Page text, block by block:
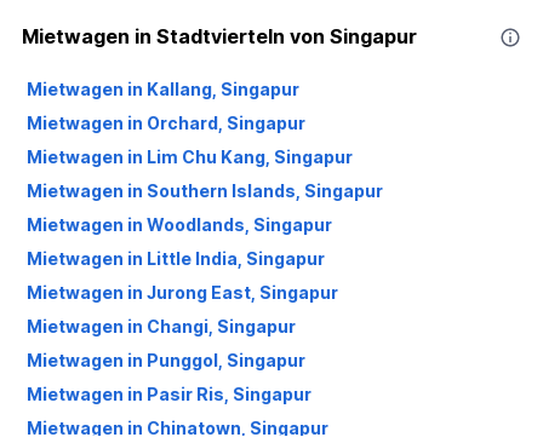
Mietwagen in Stadtvierteln von Singapur
Mietwagen in Kallang, Singapur
Mietwagen in Orchard, Singapur
Mietwagen in Lim Chu Kang, Singapur
Mietwagen in Southern Islands, Singapur
Mietwagen in Woodlands, Singapur
Mietwagen in Little India, Singapur
Mietwagen in Jurong East, Singapur
Mietwagen in Changi, Singapur
Mietwagen in Punggol, Singapur
Mietwagen in Pasir Ris, Singapur
Mietwagen in Chinatown, Singapur